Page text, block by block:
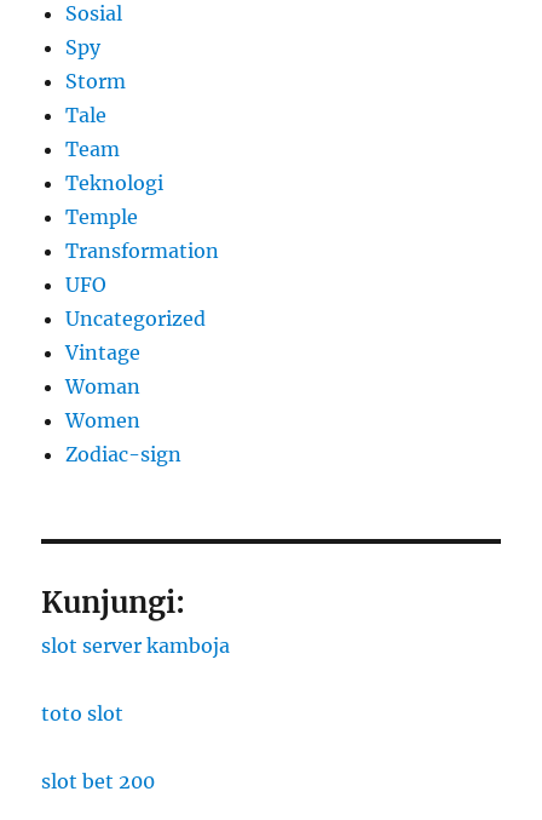
Sosial
Spy
Storm
Tale
Team
Teknologi
Temple
Transformation
UFO
Uncategorized
Vintage
Woman
Women
Zodiac-sign
Kunjungi:
slot server kamboja
toto slot
slot bet 200